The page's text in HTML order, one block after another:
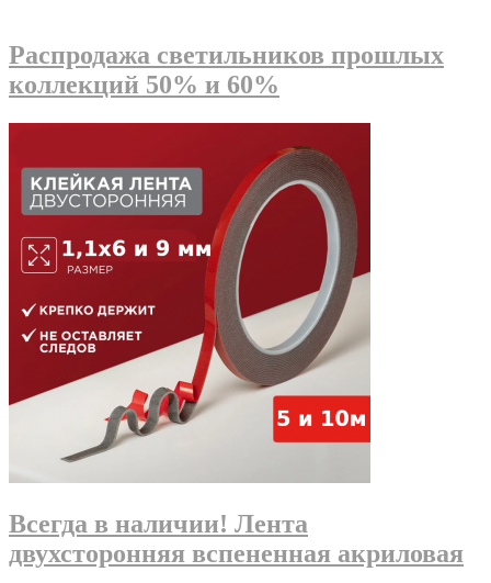
Распродажа светильников прошлых
коллекций 50% и 60%
Всегда в наличии! Лента
двухсторонняя вспененная акриловая